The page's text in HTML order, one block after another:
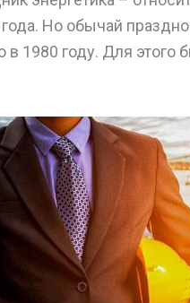
Но обычай
в 1980 году. Для